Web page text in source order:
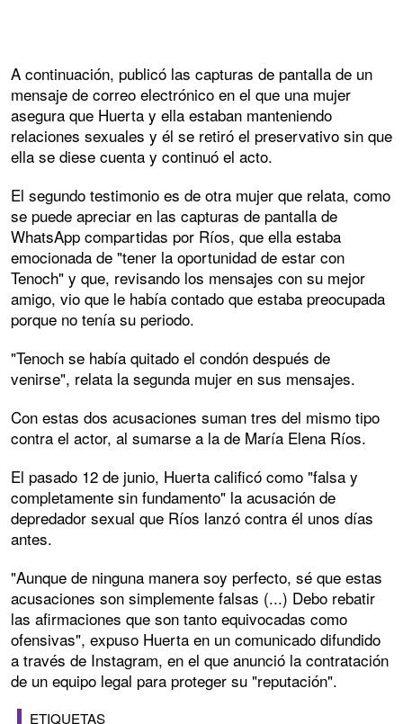
A continuación, publicó las capturas de pantalla de un
mensaje de correo electrónico en el que una mujer
asegura que Huerta y ella estaban manteniendo
relaciones sexuales y él se retiró el preservativo sin que
ella se diese cuenta y continuó el acto.
El segundo testimonio es de otra mujer que relata, como
se puede apreciar en las capturas de pantalla de
WhatsApp compartidas por Ríos, que ella estaba
emocionada de "tener la oportunidad de estar con
Tenoch" y que, revisando los mensajes con su mejor
amigo, vio que le había contado que estaba preocupada
porque no tenía su periodo.
"Tenoch se había quitado el condón después de
venirse", relata la segunda mujer en sus mensajes.
Con estas dos acusaciones suman tres del mismo tipo
contra el actor, al sumarse a la de María Elena Ríos.
El pasado 12 de junio, Huerta calificó como "falsa y
completamente sin fundamento" la acusación de
depredador sexual que Ríos lanzó contra él unos días
antes.
"Aunque de ninguna manera soy perfecto, sé que estas
acusaciones son simplemente falsas (...) Debo rebatir
las afirmaciones que son tanto equivocadas como
ofensivas", expuso Huerta en un comunicado difundido
a través de Instagram, en el que anunció la contratación
de un equipo legal para proteger su "reputación".
ETIQUETAS